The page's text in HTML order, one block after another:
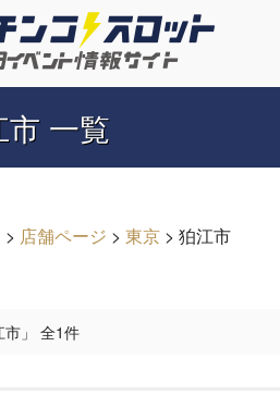
市 一覧
> 店舗ページ > 東京 > 狛江市
市」 全1件